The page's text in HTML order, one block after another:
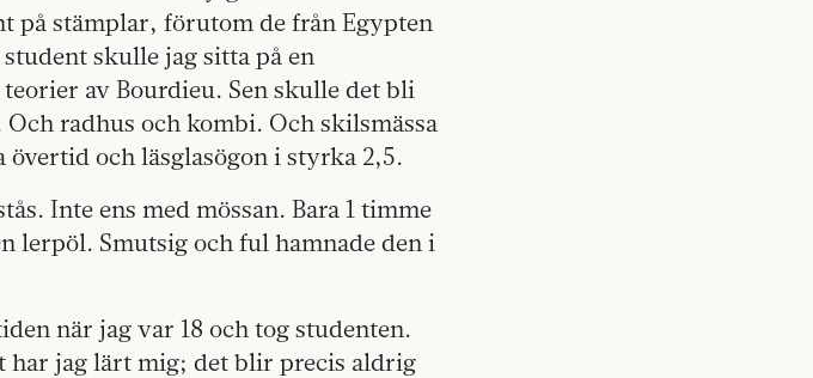
på stämplar, förutom de från Egypten
skulle jag sitta på en
av Bourdieu. Sen skulle det bli
radhus och kombi. Och skilsmässa
övertid och läsglasögon i styrka 2,5.
Inte ens med mössan. Bara 1 timme
lerpöl. Smutsig och ful hamnade den i
när jag var 18 och tog studenten.
har jag lärt mig; det blir precis aldrig